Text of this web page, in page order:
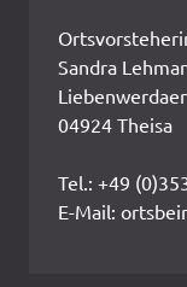
Sandra
04924 Theisa
Tel.: +49
E-Mail: